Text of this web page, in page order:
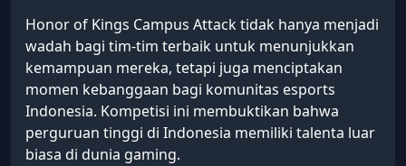
Honor of Kings Campus Attack tidak hanya menjadi
wadah bagi tim-tim terbaik untuk menunjukkan
kemampuan mereka, tetapi juga menciptakan
momen kebanggaan bagi komunitas esports
Indonesia. Kompetisi ini membuktikan bahwa
perguruan tinggi di Indonesia memiliki talenta luar
biasa di dunia gaming.